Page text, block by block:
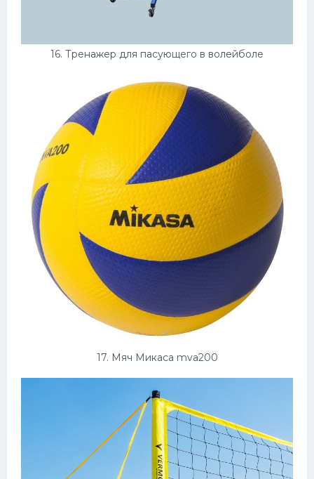
16. Тренажер для пасующего в волейболе
17. Мяч Микаса mva200